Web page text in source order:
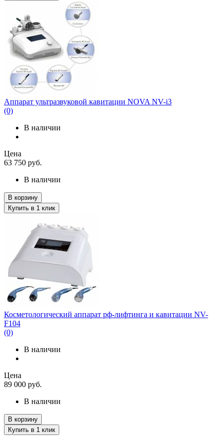
Аппарат ультразвуковой кавитации NOVA NV-i3
(0)
В наличии
Цена
63 750 руб.
В наличии
В корзину
Купить в 1 клик
Косметологический аппарат рф-лифтинга и кавитации NV-
F104
(0)
В наличии
Цена
89 000 руб.
В наличии
В корзину
Купить в 1 клик